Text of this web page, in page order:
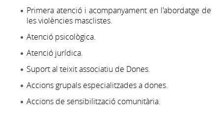
Primera atenció i acompanyament en l'abordatge de
les violències masclistes.
Atenció psicològica.
Atenció jurídica.
Suport al teixit associatiu de Dones.
Accions grupals especialitzades a dones.
Accions de sensibilització comunitària.